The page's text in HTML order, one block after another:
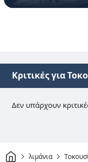
Κριτικές για
Δεν υπάρχουν
Σπίτιλιμάνια